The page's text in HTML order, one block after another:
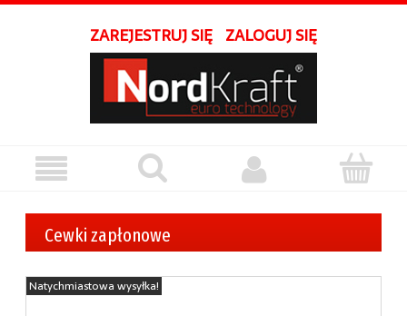
ZAREJESTRUJ SIĘ ZALOGUJ SIĘ
Cewki zapłonowe
Natychmiastowa wysyłka!